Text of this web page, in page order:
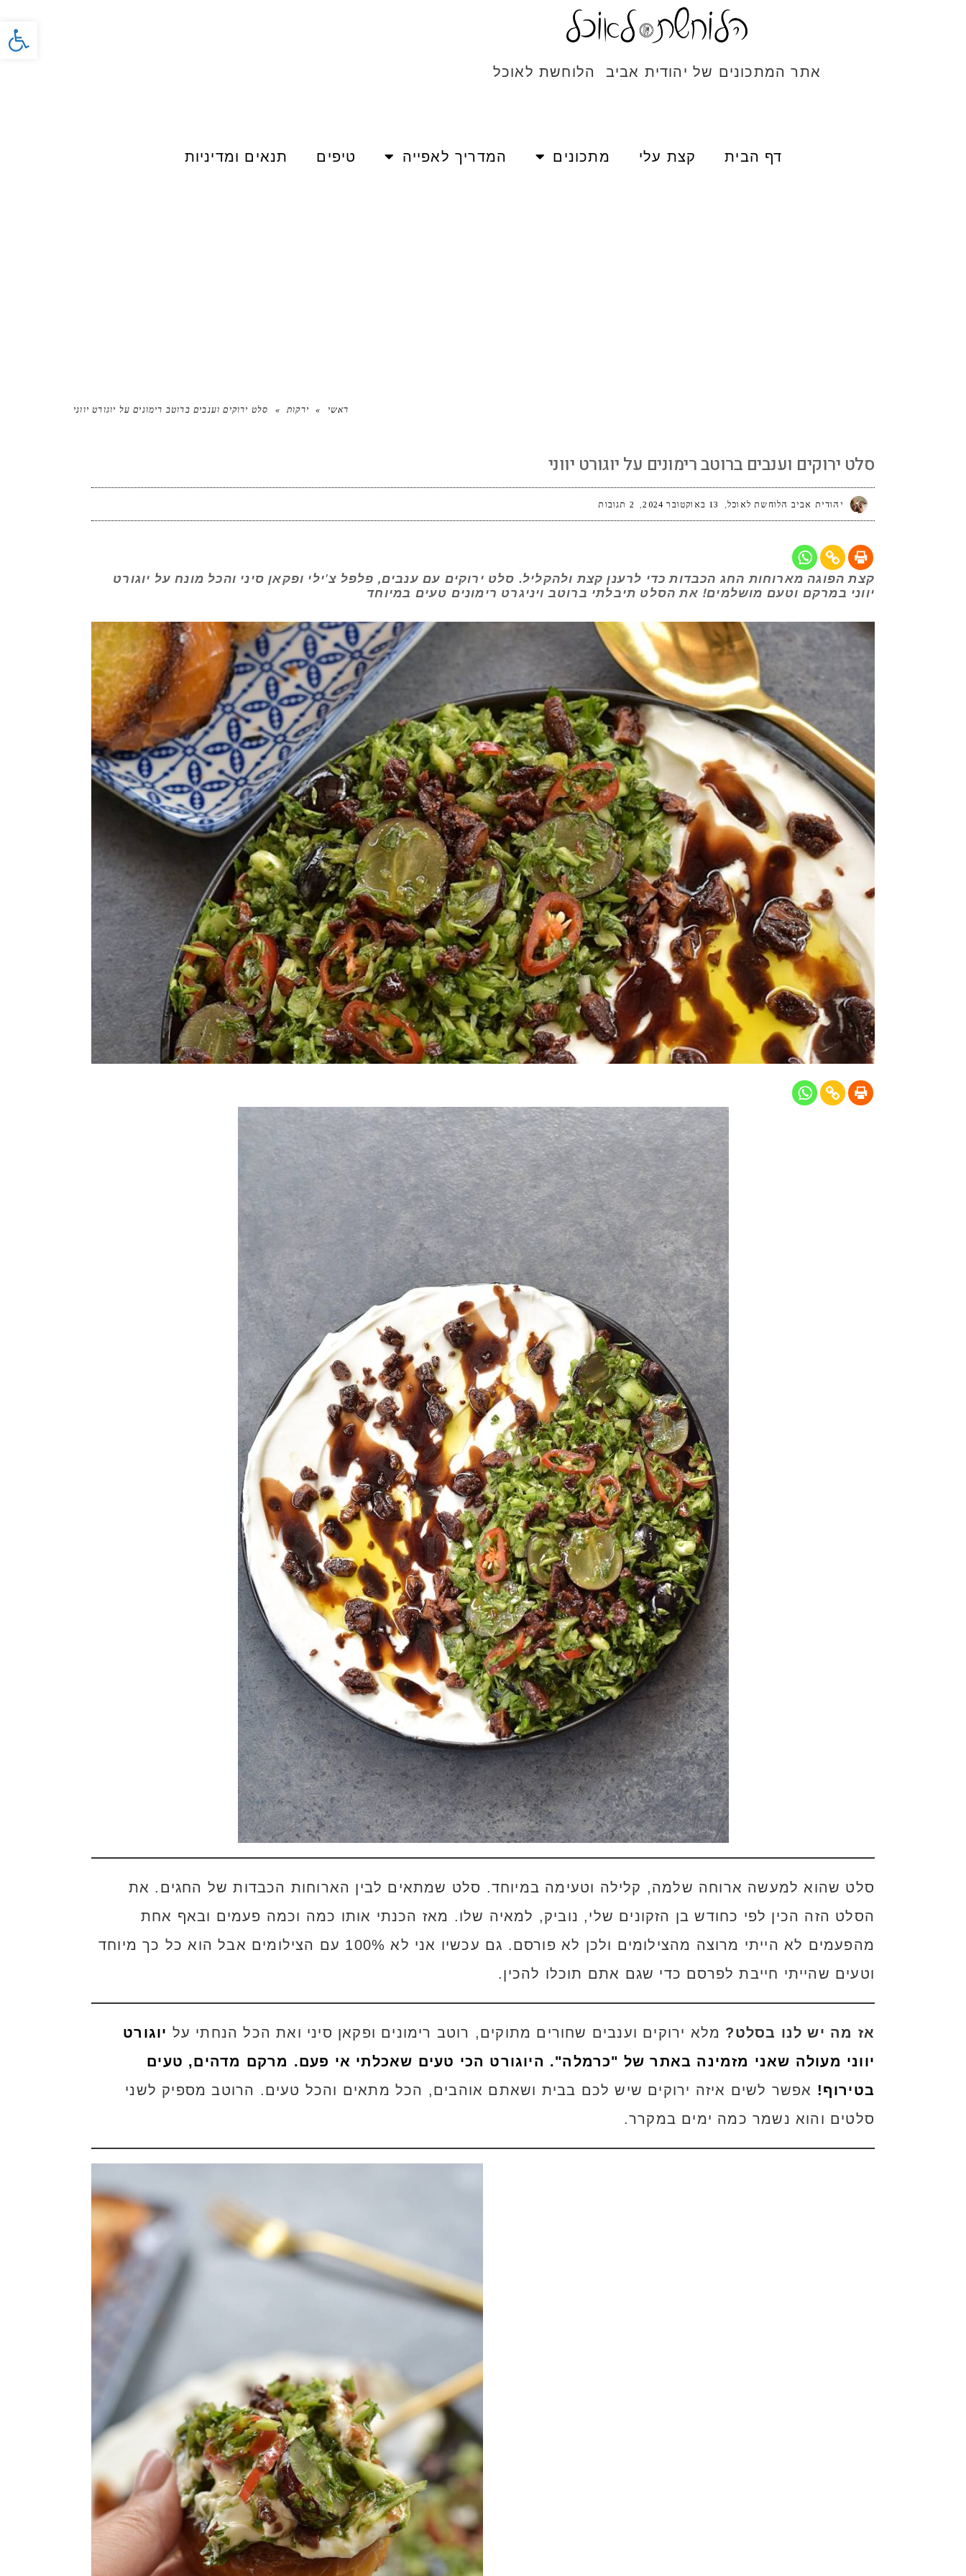
פתח
אתר המתכונים של יהודית אביב הלוחשת לאוכל
דף הבית קצת עלי מתכונים המדריך לאפייה טיפים תנאים ומדיניות
ראשי » ירקות » סלט ירוקים וענבים ברוטב רימונים על יוגורט יווני
סלט ירוקים וענבים ברוטב רימונים על יוגורט יווני
יהודית אביב הלוחשת לאוכל 13 באוקטובר 2024 2 תגובות
קצת הפוגה מארוחות החג הכבדות כדי לרענן קצת ולהקליל. סלט ירוקים עם ענבים, פלפל צ'ילי ופקאן סיני והכל מונח על יוגורט
יווני במרקם וטעם מושלמים! את הסלט תיבלתי ברוטב ויניגרט רימונים טעים במיוחד
סלט שהוא למעשה ארוחה שלמה, קלילה וטעימה במיוחד. סלט שמתאים לבין הארוחות הכבדות של החגים. את
הסלט הזה הכין לפי כחודש בן הזקונים שלי, נוביק, למאיה שלו. מאז הכנתי אותו כמה וכמה פעמים ובאף אחת
מהפעמים לא הייתי מרוצה מהצילומים ולכן לא פורסם. גם עכשיו אני לא 100% עם הצילומים אבל הוא כל כך מיוחד
וטעים שהייתי חייבת לפרסם כדי שגם אתם תוכלו להכין.
אז מה יש לנו בסלט? מלא ירוקים וענבים שחורים מתוקים, רוטב רימונים ופקאן סיני ואת הכל הנחתי על יוגורט
יווני מעולה שאני מזמינה באתר של "כרמלה". היוגורט הכי טעים שאכלתי אי פעם. מרקם מדהים, טעים
בטירוף! אפשר לשים איזה ירוקים שיש לכם בבית ושאתם אוהבים, הכל מתאים והכל טעים. הרוטב מספיק לשני
סלטים והוא נשמר כמה ימים במקרר.